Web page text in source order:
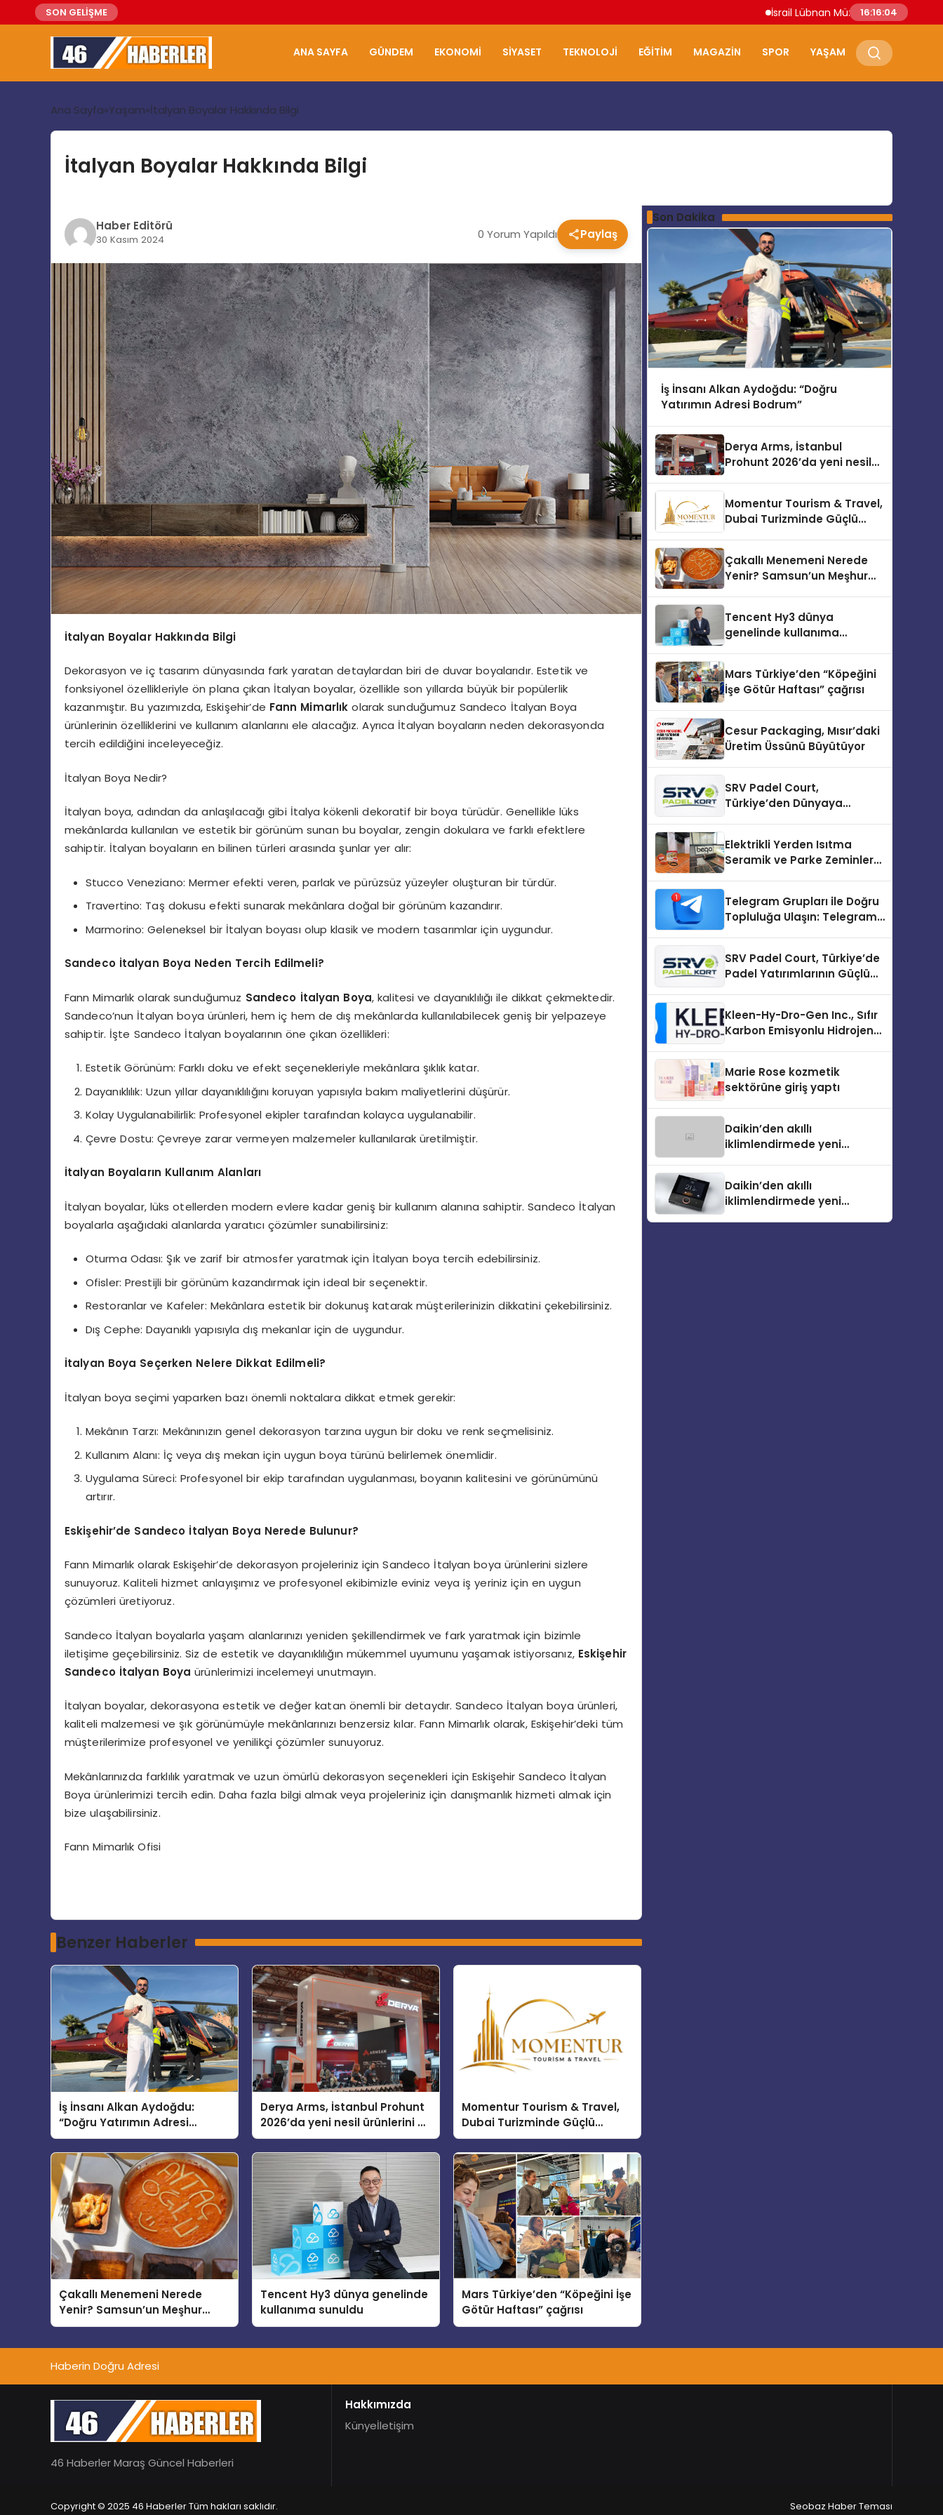
SON GELİŞME İsrail Lübnan Müzakereleri Roma’da
16:16:05
ANA SAYFA GÜNDEM EKONOMI SIYASET TEKNOLOJI EĞITIM MAGAZIN SPOR YAŞAM
Ana Sayfa Yaşam İtalyan Boyalar Hakkında Bilgi
İtalyan Boyalar Hakkında Bilgi
Haber Editörü
30 Kasım 2024 0 Yorum Yapıldı Paylaş
İtalyan Boyalar Hakkında Bilgi
Dekorasyon ve iç tasarım dünyasında fark yaratan detaylardan biri de duvar boyalarıdır. Estetik ve
fonksiyonel özellikleriyle ön plana çıkan İtalyan boyalar, özellikle son yıllarda büyük bir popülerlik
kazanmıştır. Bu yazımızda, Eskişehir’de Fann Mimarlık olarak sunduğumuz Sandeco İtalyan Boya
ürünlerinin özelliklerini ve kullanım alanlarını ele alacağız. Ayrıca İtalyan boyaların neden dekorasyonda
tercih edildiğini inceleyeceğiz.
İtalyan Boya Nedir?
İtalyan boya, adından da anlaşılacağı gibi İtalya kökenli dekoratif bir boya türüdür. Genellikle lüks
mekânlarda kullanılan ve estetik bir görünüm sunan bu boyalar, zengin dokulara ve farklı efektlere
sahiptir. İtalyan boyaların en bilinen türleri arasında şunlar yer alır:
Stucco Veneziano: Mermer efekti veren, parlak ve pürüzsüz yüzeyler oluşturan bir türdür.
Travertino: Taş dokusu efekti sunarak mekânlara doğal bir görünüm kazandırır.
Marmorino: Geleneksel bir İtalyan boyası olup klasik ve modern tasarımlar için uygundur.
Sandeco İtalyan Boya Neden Tercih Edilmeli?
Fann Mimarlık olarak sunduğumuz Sandeco İtalyan Boya, kalitesi ve dayanıklılığı ile dikkat çekmektedir.
Sandeco’nun İtalyan boya ürünleri, hem iç hem de dış mekânlarda kullanılabilecek geniş bir yelpazeye
sahiptir. İşte Sandeco İtalyan boyalarının öne çıkan özellikleri:
Estetik Görünüm: Farklı doku ve efekt seçenekleriyle mekânlara şıklık katar.
Dayanıklılık: Uzun yıllar dayanıklılığını koruyan yapısıyla bakım maliyetlerini düşürür.
Kolay Uygulanabilirlik: Profesyonel ekipler tarafından kolayca uygulanabilir.
Çevre Dostu: Çevreye zarar vermeyen malzemeler kullanılarak üretilmiştir.
İtalyan Boyaların Kullanım Alanları
İtalyan boyalar, lüks otellerden modern evlere kadar geniş bir kullanım alanına sahiptir. Sandeco İtalyan
boyalarla aşağıdaki alanlarda yaratıcı çözümler sunabilirsiniz:
Oturma Odası: Şık ve zarif bir atmosfer yaratmak için İtalyan boya tercih edebilirsiniz.
Ofisler: Prestijli bir görünüm kazandırmak için ideal bir seçenektir.
Restoranlar ve Kafeler: Mekânlara estetik bir dokunuş katarak müşterilerinizin dikkatini çekebilirsiniz.
Dış Cephe: Dayanıklı yapısıyla dış mekanlar için de uygundur.
İtalyan Boya Seçerken Nelere Dikkat Edilmeli?
İtalyan boya seçimi yaparken bazı önemli noktalara dikkat etmek gerekir:
Mekânın Tarzı: Mekânınızın genel dekorasyon tarzına uygun bir doku ve renk seçmelisiniz.
Kullanım Alanı: İç veya dış mekan için uygun boya türünü belirlemek önemlidir.
Uygulama Süreci: Profesyonel bir ekip tarafından uygulanması, boyanın kalitesini ve görünümünü
artırır.
Eskişehir’de Sandeco İtalyan Boya Nerede Bulunur?
Fann Mimarlık olarak Eskişehir’de dekorasyon projeleriniz için Sandeco İtalyan boya ürünlerini sizlere
sunuyoruz. Kaliteli hizmet anlayışımız ve profesyonel ekibimizle eviniz veya iş yeriniz için en uygun
çözümleri üretiyoruz.
Sandeco İtalyan boyalarla yaşam alanlarınızı yeniden şekillendirmek ve fark yaratmak için bizimle
iletişime geçebilirsiniz. Siz de estetik ve dayanıklılığın mükemmel uyumunu yaşamak istiyorsanız, Eskişehir
Sandeco İtalyan Boya ürünlerimizi incelemeyi unutmayın.
İtalyan boyalar, dekorasyona estetik ve değer katan önemli bir detaydır. Sandeco İtalyan boya ürünleri,
kaliteli malzemesi ve şık görünümüyle mekânlarınızı benzersiz kılar. Fann Mimarlık olarak, Eskişehir’deki tüm
müşterilerimize profesyonel ve yenilikçi çözümler sunuyoruz.
Mekânlarınızda farklılık yaratmak ve uzun ömürlü dekorasyon seçenekleri için Eskişehir Sandeco İtalyan
Boya ürünlerimizi tercih edin. Daha fazla bilgi almak veya projeleriniz için danışmanlık hizmeti almak için
bize ulaşabilirsiniz.
Fann Mimarlık Ofisi
Benzer Haberler
İş İnsanı Alkan Aydoğdu:
“Doğru Yatırımın Adresi
Bodrum”
Derya Arms, İstanbul Prohunt
2026’da yeni nesil ürünlerini ve
global marka vizyonunu
sergiledi
Momentur Tourism & Travel,
Dubai Turizminde Güçlü
Operasyon Ağıyla Fark
Yaratıyor
Çakallı Menemeni Nerede
Yenir? Samsun’un Meşhur
Lezzet Durakları
Tencent Hy3 dünya genelinde
kullanıma sunuldu
Mars Türkiye’den “Köpeğini İşe
Götür Haftası” çağrısı
Son Dakika
İş İnsanı Alkan Aydoğdu: “Doğru
Yatırımın Adresi Bodrum”
Derya Arms, İstanbul
Prohunt 2026’da yeni nesil
Momentur Tourism & Travel,
Dubai Turizminde Güçlü
Çakallı Menemeni Nerede
Yenir? Samsun’un Meşhur
Tencent Hy3 dünya
genelinde kullanıma
Mars Türkiye’den “Köpeğini
İşe Götür Haftası” çağrısı
Cesur Packaging, Mısır’daki
Üretim Üssünü Büyütüyor
SRV Padel Court,
Türkiye’den Dünyaya
Elektrikli Yerden Isıtma
Seramik ve Parke Zeminler
Telegram Grupları ile Doğru
Topluluğa Ulaşın: Telegram
SRV Padel Court, Türkiye’de
Padel Yatırımlarının Güçlü
Kleen-Hy-Dro-Gen Inc., Sıfır
Karbon Emisyonlu Hidrojen
Aldı
Marie Rose kozmetik
sektörüne giriş yaptı
Daikin’den akıllı
iklimlendirmede yeni
Daikin’den akıllı
iklimlendirmede yeni
Haberin Doğru Adresi
46 Haberler Maraş Güncel Haberleri
Hakkımızda
Künyeİletişim
Copyright © 2025 46 Haberler Tüm hakları saklıdır. Seobaz Haber Teması